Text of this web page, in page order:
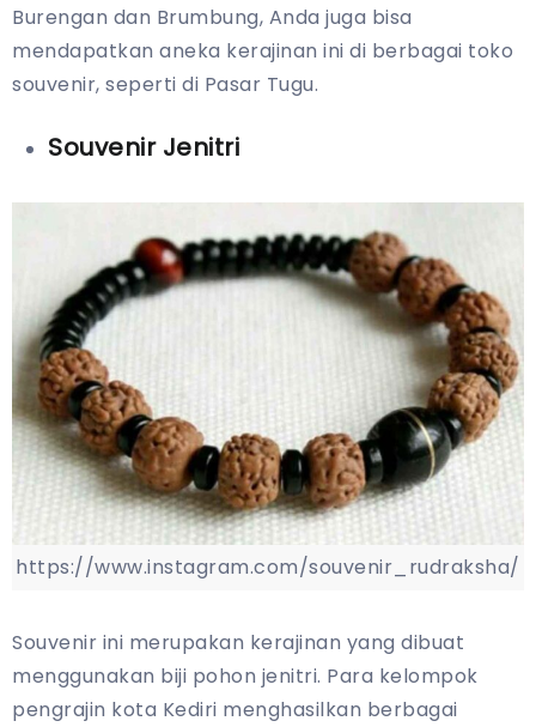
Burengan dan Brumbung, Anda juga bisa
mendapatkan aneka kerajinan ini di berbagai toko
souvenir, seperti di Pasar Tugu.
Souvenir Jenitri
https://www.instagram.com/souvenir_rudraksha/
Souvenir ini merupakan kerajinan yang dibuat
menggunakan biji pohon jenitri. Para kelompok
pengrajin kota Kediri menghasilkan berbagai